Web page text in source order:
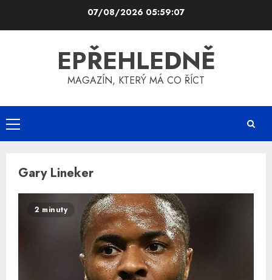
07/08/2026 05:59:07
EPŘEHLEDNĚ
MAGAZÍN, KTERÝ MÁ CO ŘÍCT
Primary
Menu
Gary Lineker
2 minuty